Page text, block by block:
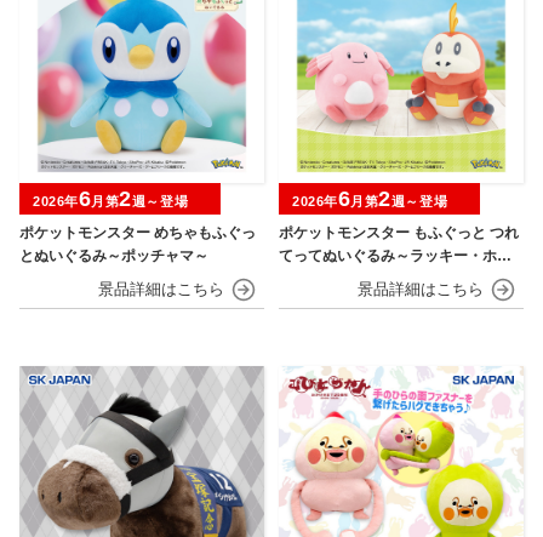
ポケットモンスター めちゃもふぐっ
とぬいぐるみ～ポッチャマ～
2026年6月第2週～登場
ポケットモンスター もふぐっと つれ
てってぬいぐるみ～ラッキー・ホゲ
2026年6月第2週～登場